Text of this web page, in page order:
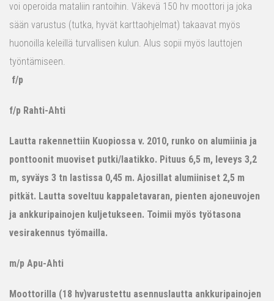
voi operoida mataliin rantoihin. Väkevä 150 hv moottori ja joka
sään varustus (tutka, hyvät karttaohjelmat) takaavat myös
huonoilla keleillä turvallisen kulun. Alus sopii myös lauttojen
työntämiseen.
f/p
f/p Rahti-Ahti
Lautta rakennettiin Kuopiossa v. 2010, runko on alumiinia ja
ponttoonit muoviset putki/laatikko. Pituus 6,5 m, leveys 3,2
m, syväys 3 tn lastissa 0,45 m. Ajosillat alumiiniset 2,5 m
pitkät. Lautta soveltuu kappaletavaran, pienten ajoneuvojen
ja ankkuripainojen kuljetukseen. Toimii myös työtasona
vesirakennus työmailla.
m/p Apu-Ahti
Moottorilla (18 hv)varustettu asennuslautta ankkuripainojen